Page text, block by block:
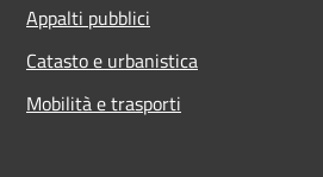
Appalti pubblici
Catasto e urbanistica
Mobilità e trasporti